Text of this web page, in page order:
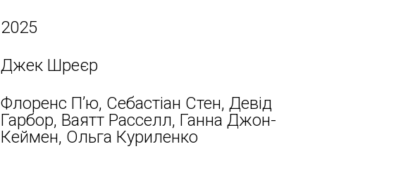
2025
Джек Шреєр
Флоренс Пʼю, Себастіан Стен, Девід
Гарбор, Ваятт Расселл, Ганна Джон-
Кеймен, Ольга Куриленко